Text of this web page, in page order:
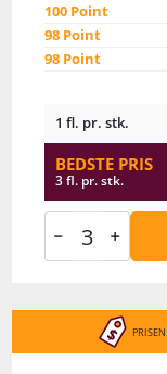
100 Point
98 Point
98 Point
1 fl. pr. stk.
BEDSTE PRIS
3 fl. pr. stk.